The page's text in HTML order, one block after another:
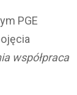
PGE
współpraca